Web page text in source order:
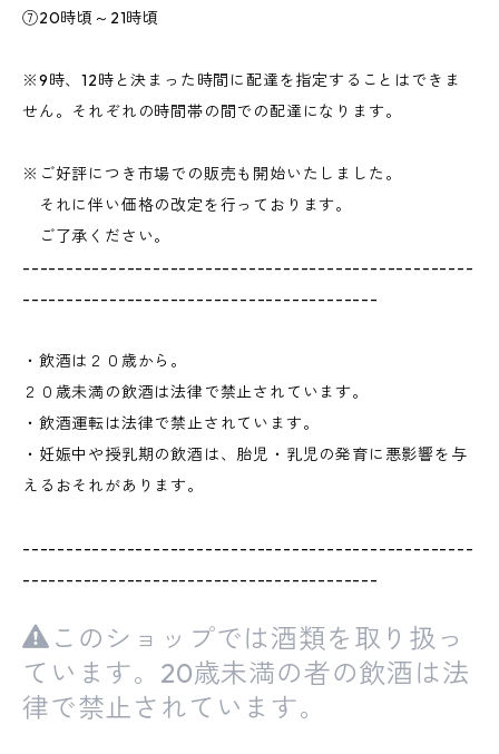
⑦20時頃～21時頃
※9時、12時と決まった時間に配達を指定することはできま
せん。それぞれの時間帯の間での配達になります。
※ご好評につき市場での販売も開始いたしました。
それに伴い価格の改定を行っております。
ご了承ください。
----------------------------------------------------
-----------------------------------------
・飲酒は２０歳から。
２０歳未満の飲酒は法律で禁止されています。
・飲酒運転は法律で禁止されています。
・妊娠中や授乳期の飲酒は、胎児・乳児の発育に悪影響を与
えるおそれがあります。
----------------------------------------------------
-----------------------------------------
このショップでは酒類を取り扱っ
ています。20歳未満の者の飲酒は法
律で禁止されています。